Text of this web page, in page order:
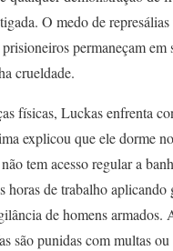
O medo de
permaneçam em
crueldade.
físicas, Luckas enfrenta
explicou que ele dorme
tem acesso regular a
horas de trabalho aplicando
de homens armados.
são punidas com multas